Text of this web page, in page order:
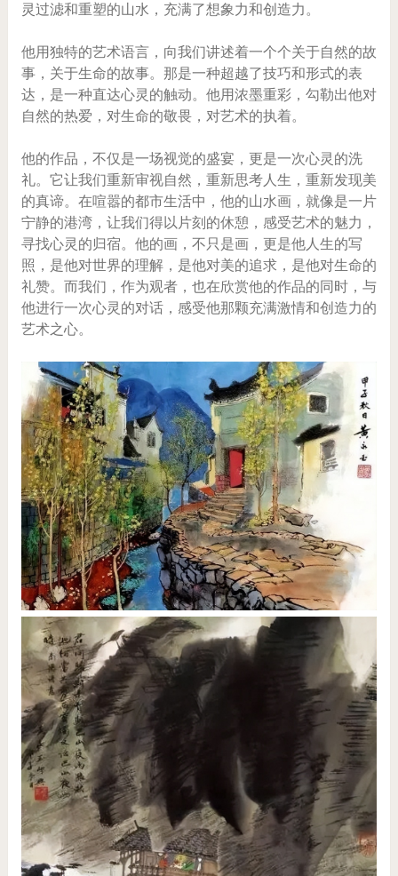
灵过滤和重塑的山水，充满了想象力和创造力。
他用独特的艺术语言，向我们讲述着一个个关于自然的故
事，关于生命的故事。那是一种超越了技巧和形式的表
达，是一种直达心灵的触动。他用浓墨重彩，勾勒出他对
自然的热爱，对生命的敬畏，对艺术的执着。
他的作品，不仅是一场视觉的盛宴，更是一次心灵的洗
礼。它让我们重新审视自然，重新思考人生，重新发现美
的真谛。在喧嚣的都市生活中，他的山水画，就像是一片
宁静的港湾，让我们得以片刻的休憩，感受艺术的魅力，
寻找心灵的归宿。他的画，不只是画，更是他人生的写
照，是他对世界的理解，是他对美的追求，是他对生命的
礼赞。而我们，作为观者，也在欣赏他的作品的同时，与
他进行一次心灵的对话，感受他那颗充满激情和创造力的
艺术之心。